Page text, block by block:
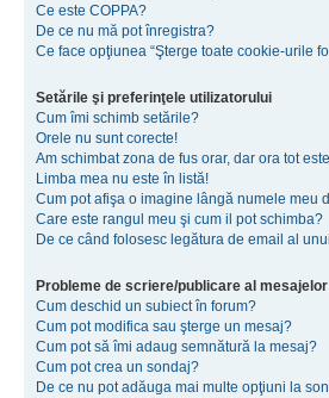
Ce este COPPA?
De ce nu mă pot înregistra?
Ce face opţiunea “Şterge toate cookie-urile
Setările şi preferinţele utilizatorului
Cum îmi schimb setările?
Orele nu sunt corecte!
Am schimbat zona de fus orar, dar ora tot
Limba mea nu este în listă!
Cum pot afişa o imagine lângă numele meu
Care este rangul meu şi cum il pot schimba?
De ce când folosesc legătura de email al
Probleme de scriere/publicare al mesajelor
Cum deschid un subiect în forum?
Cum pot modifica sau şterge un mesaj?
Cum pot să îmi adaug semnătură la mesaj?
Cum pot crea un sondaj?
De ce nu pot adăuga mai multe opţiuni la